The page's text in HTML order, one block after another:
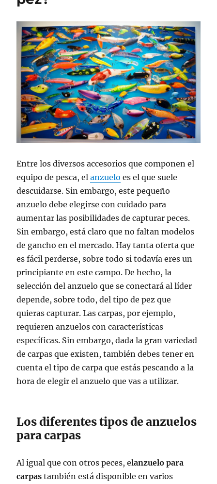
Entre los diversos accesorios que componen el
equipo de pesca, elanzuelo es el que suele
descuidarse. Sin embargo, este pequeño
anzuelo debe elegirse con cuidado para
aumentar las posibilidades de capturar peces.
Sin embargo, está claro que no faltan modelos
de gancho en el mercado. Hay tanta oferta que
es fácil perderse, sobre todo si todavía eres un
principiante en este campo. De hecho, la
selección del anzuelo que se conectará al líder
depende, sobre todo, del tipo de pez que
quieras capturar. Las carpas, por ejemplo,
requieren anzuelos con características
específicas. Sin embargo, dada la gran variedad
de carpas que existen, también debes tener en
cuenta el tipo de carpa que estás pescando a la
hora de elegir el anzuelo que vas a utilizar.
Los diferentes tipos de anzuelos
para carpas
Al igual que con otros peces, elanzuelo para
carpastambién está disponible en varios